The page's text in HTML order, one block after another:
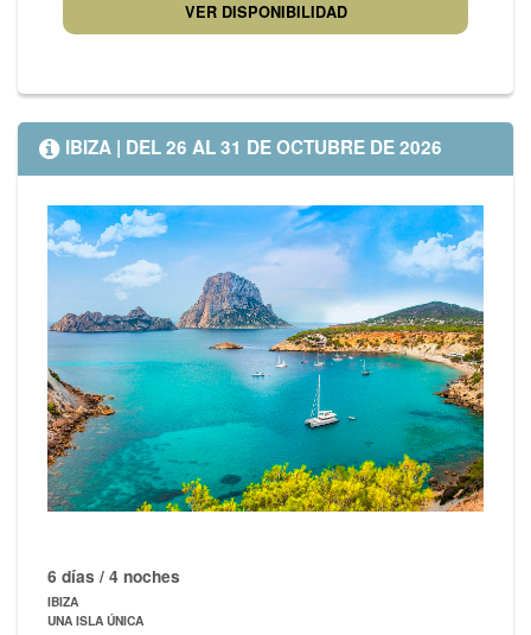
VER DISPONIBILIDAD
IBIZA | DEL 26 AL 31 DE OCTUBRE DE 2026
6 días / 4 noches
IBIZA
UNA ISLA ÚNICA